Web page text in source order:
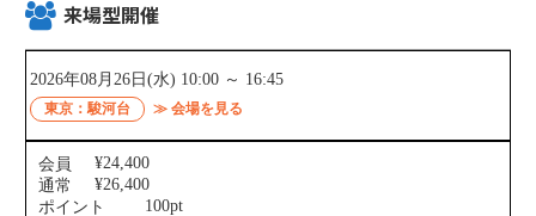
来場型開催